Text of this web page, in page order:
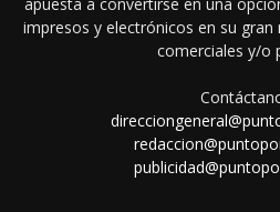
impresos y electrónicos en su
comerciales y/o